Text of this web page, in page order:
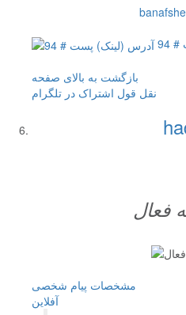
94
بازگشت به بالای صفحه
نقل قول اشتراک در تلگرام
فعال
مشخصات پیام شخصی
آفلاين